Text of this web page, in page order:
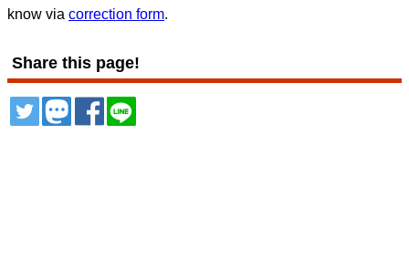
know via correction form.
Share this page!
ツイートトゥート
シェア